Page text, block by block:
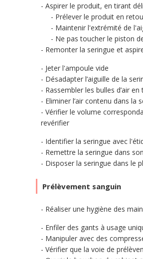
Aspirer le produit, en tirant
Prélever le produit en
Maintenir l'extrémité de
Ne pas toucher le piston
Remonter la seringue et
Jeter l'ampoule vide
Désadapter l’aiguille de la
Rassembler les bulles d’air
Eliminer l’air contenu dans la
Vérifier le volume
revérifier
Identifier la seringue avec
Remettre la seringue dans
Disposer la seringue dans le
Prélèvement sanguin
Réaliser une hygiène des
Enfiler des gants à usage
Manipuler avec des
Vérifier que la voie de